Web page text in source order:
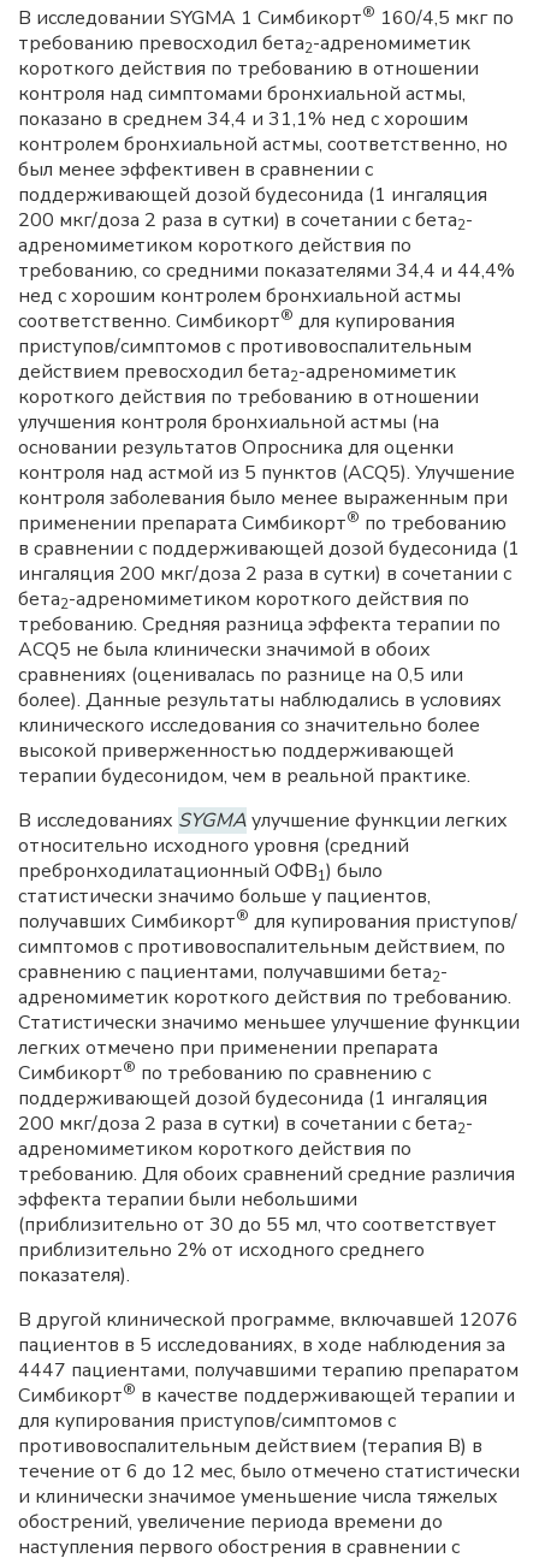
В исследовании SYGMA 1 Симбикорт® 160/4,5 мкг по
требованию превосходил бета2-адреномиметик
короткого действия по требованию в отношении
контроля над симптомами бронхиальной астмы,
показано в среднем 34,4 и 31,1% нед с хорошим
контролем бронхиальной астмы, соответственно, но
был менее эффективен в сравнении с
поддерживающей дозой будесонида (1 ингаляция
200 мкг/доза 2 раза в сутки) в сочетании с бета2-
адреномиметиком короткого действия по
требованию, со средними показателями 34,4 и 44,4%
нед с хорошим контролем бронхиальной астмы
соответственно. Симбикорт® для купирования
приступов/симптомов с противовоспалительным
действием превосходил бета2-адреномиметик
короткого действия по требованию в отношении
улучшения контроля бронхиальной астмы (на
основании результатов Опросника для оценки
контроля над астмой из 5 пунктов (ACQ5). Улучшение
контроля заболевания было менее выраженным при
применении препарата Симбикорт® по требованию
в сравнении с поддерживающей дозой будесонида (1
ингаляция 200 мкг/доза 2 раза в сутки) в сочетании с
бета2-адреномиметиком короткого действия по
требованию. Средняя разница эффекта терапии по
ACQ5 не была клинически значимой в обоих
сравнениях (оценивалась по разнице на 0,5 или
более). Данные результаты наблюдались в условиях
клинического исследования со значительно более
высокой приверженностью поддерживающей
терапии будесонидом, чем в реальной практике.
В исследованиях SYGMAулучшение функции легких
относительно исходного уровня (средний
пребронходилатационный ОФВ1) было
статистически значимо больше у пациентов,
получавших Симбикорт® для купирования приступов/
симптомов с противовоспалительным действием, по
сравнению с пациентами, получавшими бета2-
адреномиметик короткого действия по требованию.
Статистически значимо меньшее улучшение функции
легких отмечено при применении препарата
Симбикорт® по требованию по сравнению с
поддерживающей дозой будесонида (1 ингаляция
200 мкг/доза 2 раза в сутки) в сочетании с бета2-
адреномиметиком короткого действия по
требованию. Для обоих сравнений средние различия
эффекта терапии были небольшими
(приблизительно от 30 до 55 мл, что соответствует
приблизительно 2% от исходного среднего
показателя).
В другой клинической программе, включавшей 12076
пациентов в 5 исследованиях, в ходе наблюдения за
4447 пациентами, получавшими терапию препаратом
Симбикорт® в качестве поддерживающей терапии и
для купирования приступов/симптомов с
противовоспалительным действием (терапия В) в
течение от 6 до 12 мес, было отмечено статистически
и клинически значимое уменьшение числа тяжелых
обострений, увеличение периода времени до
наступления первого обострения в сравнении с